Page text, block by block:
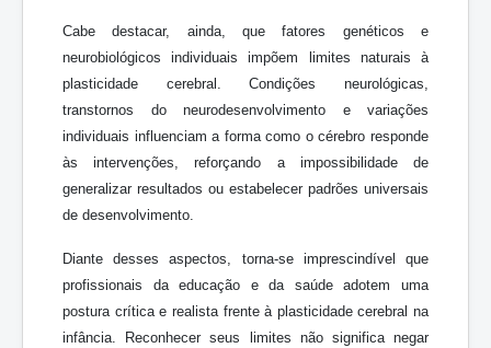
Cabe destacar, ainda, que fatores genéticos e
neurobiológicos individuais impõem limites naturais à
plasticidade cerebral. Condições neurológicas,
transtornos do neurodesenvolvimento e variações
individuais influenciam a forma como o cérebro responde
às intervenções, reforçando a impossibilidade de
generalizar resultados ou estabelecer padrões universais
de desenvolvimento.
Diante desses aspectos, torna-se imprescindível que
profissionais da educação e da saúde adotem uma
postura crítica e realista frente à plasticidade cerebral na
infância. Reconhecer seus limites não significa negar